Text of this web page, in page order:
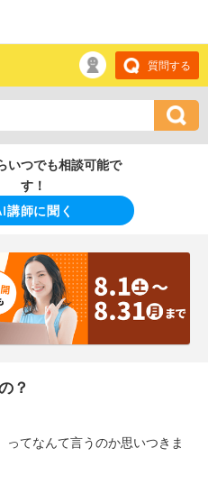
質問する
いつでも相談可能で
す！
講師に聞く
？
てなんて言うのか思いつきま